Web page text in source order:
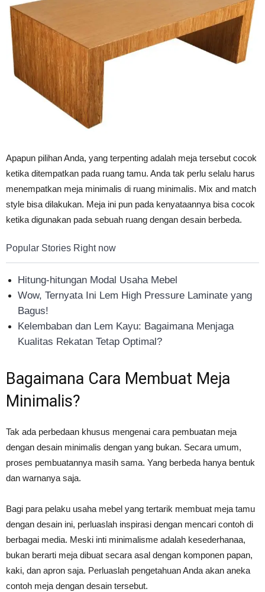
Apapun pilihan Anda, yang terpenting adalah meja tersebut cocok
ketika ditempatkan pada ruang tamu. Anda tak perlu selalu harus
menempatkan meja minimalis di ruang minimalis. Mix and match
style bisa dilakukan. Meja ini pun pada kenyataannya bisa cocok
ketika digunakan pada sebuah ruang dengan desain berbeda.
Popular Stories Right now
Hitung-hitungan Modal Usaha Mebel
Wow, Ternyata Ini Lem High Pressure Laminate yang
Bagus!
Kelembaban dan Lem Kayu: Bagaimana Menjaga
Kualitas Rekatan Tetap Optimal?
Bagaimana Cara Membuat Meja
Minimalis?
Tak ada perbedaan khusus mengenai cara pembuatan meja
dengan desain minimalis dengan yang bukan. Secara umum,
proses pembuatannya masih sama. Yang berbeda hanya bentuk
dan warnanya saja.
Bagi para pelaku usaha mebel yang tertarik membuat meja tamu
dengan desain ini, perluaslah inspirasi dengan mencari contoh di
berbagai media. Meski inti minimalisme adalah kesederhanaa,
bukan berarti meja dibuat secara asal dengan komponen papan,
kaki, dan apron saja. Perluaslah pengetahuan Anda akan aneka
contoh meja dengan desain tersebut.